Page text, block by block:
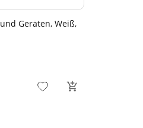
Geräten, Weiß,